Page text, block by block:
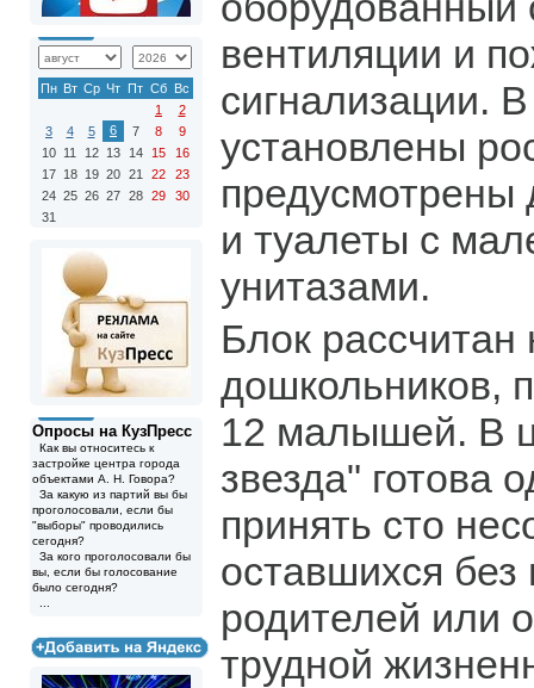
Пн Вт Ср Чт Пт Сб Вс
1
2
3
4 5 6 7 8
9
10 11 12 13 14 15
16
17 18 19 20 21 22
23
24 25 26 27 28 29
30
31
Опросы на КузПресс
Как вы относитесь к
застройке центра города
объектами А. Н. Говора?
За какую из партий вы бы
проголосовали, если бы
"выборы" проводились
сегодня?
За кого проголосовали бы
вы, если бы голосование
было сегодня?
вентиляции и
сигнализации.
установлены
предусмотрены
и туалеты с
унитазами.
Блок рассчитан
дошкольников,
12 малышей. В
звезда" готова
принять сто
оставшихся без
родителей или
трудной